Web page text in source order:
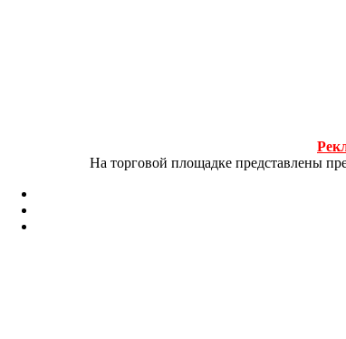
На торговой площадке представлены